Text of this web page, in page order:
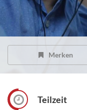
Merken
Teilzeit